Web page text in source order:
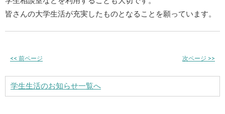
皆さんの大学生活が充実したものとなることを願っています。
<< 前ページ 次ページ >>
学生生活のお知らせ一覧へ